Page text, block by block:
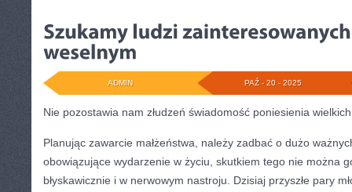
PAŹ - 20 - 2025
ADMIN
Nie pozostawia nam złudzeń świadomość poniesienia
Planując zawarcie małżeństwa, należy zadbać o dużo
obowiązujące wydarzenie w życiu, skutkiem tego nie można
błyskawicznie i w nerwowym nastroju. Dzisiaj przyszłe pary